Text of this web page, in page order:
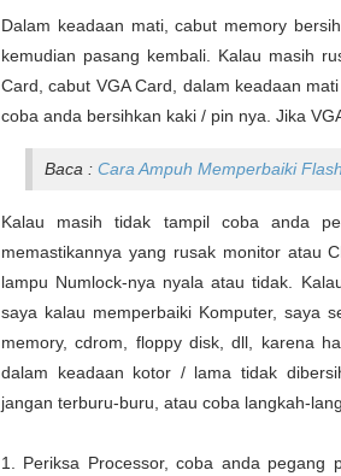
Dalam keadaan mati, cabut memory
kemudian pasang kembali. Kalau masih
Card, cabut VGA Card, dalam keadaan
coba anda bersihkan kaki / pin nya. Jika
Baca : Cara Ampuh Memperbaiki
Kalau masih tidak tampil coba anda
memastikannya yang rusak monitor atau
lampu Numlock-nya nyala atau tidak.
saya kalau memperbaiki Komputer, saya
memory, cdrom, floppy disk, dll, karena
dalam keadaan kotor / lama tidak
jangan terburu-buru, atau coba langkah-
1. Periksa Processor, coba anda pegang